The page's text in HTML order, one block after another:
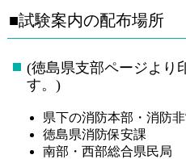
■試験案内の配布場所
(徳島県支部ページより
す。)
県下の消防本部・消防
徳島県消防保安課
南部・西部総合県民局